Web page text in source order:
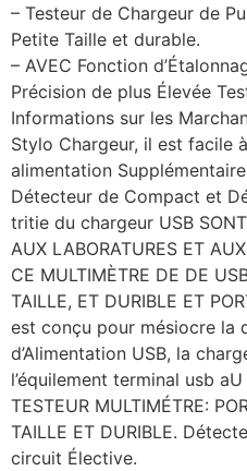
– Testeur de Chargeur de
Petite Taille et durable.
– AVEC Fonction
Précision de plus Élevée
Informations sur les
Stylo Chargeur, il est facile
alimentation Supplémentaire
Détecteur de Compact et
tritie du chargeur USB
AUX LABORATURES ET
CE MULTIMÈTRE DE DE
TAILLE, ET DURIBLE ET
est conçu pour mésiocre la
d’Alimentation USB, la
l’équilement terminal usb
TESTEUR MULTIMÉTRE:
TAILLE ET DURIBLE.
circuit Élective.